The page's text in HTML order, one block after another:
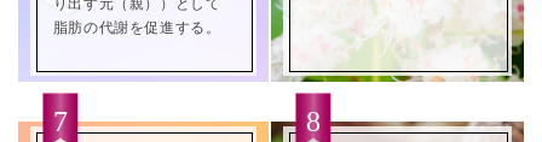
り出す元（親））として
脂肪の代謝を促進する。